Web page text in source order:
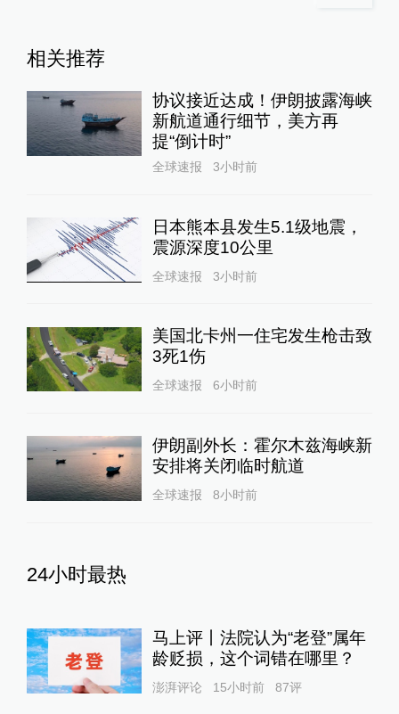
相关推荐
协议接近达成！伊朗披露海峡
新航道通行细节，美方再
提“倒计时”
全球速报 3小时前
日本熊本县发生5.1级地震，
震源深度10公里
全球速报 3小时前
美国北卡州一住宅发生枪击致
3死1伤
全球速报 6小时前
伊朗副外长：霍尔木兹海峡新
安排将关闭临时航道
全球速报 8小时前
24小时最热
马上评丨法院认为“老登”属年
龄贬损，这个词错在哪里？
澎湃评论 15小时前 87评